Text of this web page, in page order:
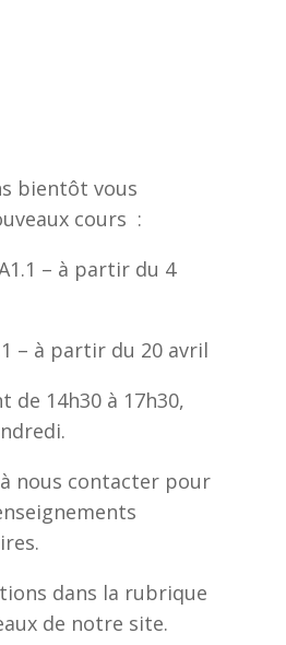
bientôt vous
cours :
– à partir du 4
– à partir du 20 avril
de 14h30 à 17h30,
à nous contacter pour
dans la rubrique
de notre site.